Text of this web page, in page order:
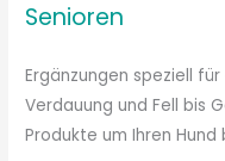
Senioren
Ergänzungen speziell
Verdauung und Fell bis
Produkte um Ihren